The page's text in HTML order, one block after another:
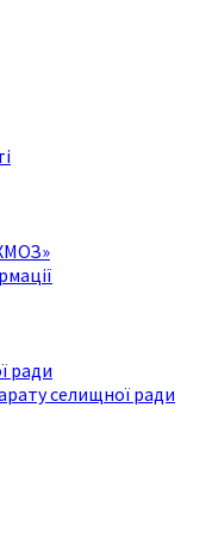
ради
селищної ради